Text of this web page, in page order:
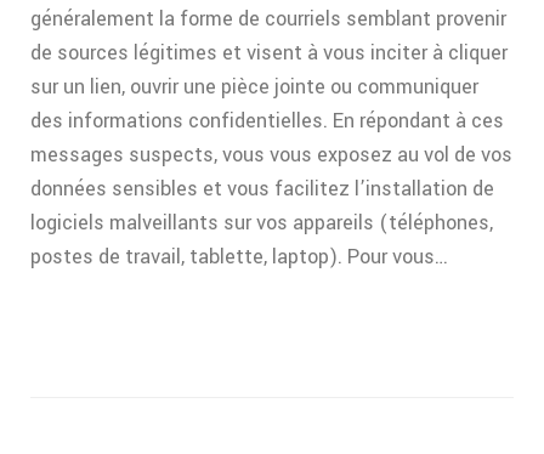
généralement la forme de courriels semblant provenir
de sources légitimes et visent à vous inciter à cliquer
sur un lien, ouvrir une pièce jointe ou communiquer
des informations confidentielles. En répondant à ces
messages suspects, vous vous exposez au vol de vos
données sensibles et vous facilitez l’installation de
logiciels malveillants sur vos appareils (téléphones,
postes de travail, tablette, laptop). Pour vous…